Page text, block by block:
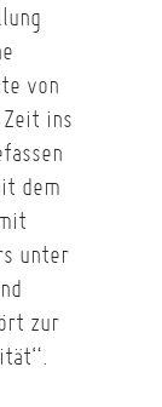
von
ins
dem
unter
zur